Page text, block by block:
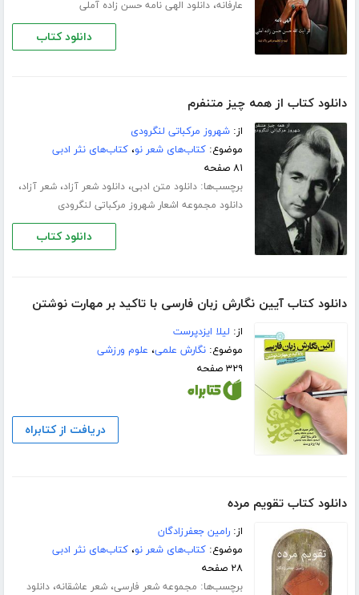
عارفانه،دانلود الهی نامه حسن زاده آملی
دانلود کتاب
دانلود کتاب از همه چیز متنفرم
از:شهروز مرکباتی لنگرودی
موضوع:کتاب‌های شعر نو،کتاب‌های نثر ادبی
۸۱ صفحه
برچسب‌ها:دانلود متن ادبی،دانلود شعر آزاد،شعر آزاد،
دانلود مجموعه اشعار شهروز مرکباتی لنگرودی
دانلود کتاب
دانلود کتاب آیین نگارش زبان فارسی با تاکید بر مهارت نوشتن
از: لیلا ایزدپرست
موضوع:نگارش علمی، علوم ورزشی
۳۲۹ صفحه
دریافت از کتابراه
دانلود کتاب تقویم مرده
از:رامین جعفرزادگان
موضوع:کتاب‌های شعر نو،کتاب‌های نثر ادبی
۲۸ صفحه
برچسب‌ها: مجموعه شعر فارسی،شعر عاشقانه،دانلود